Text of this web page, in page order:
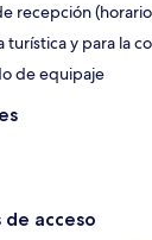
recepción
turística y para la
de equipaje
de acceso